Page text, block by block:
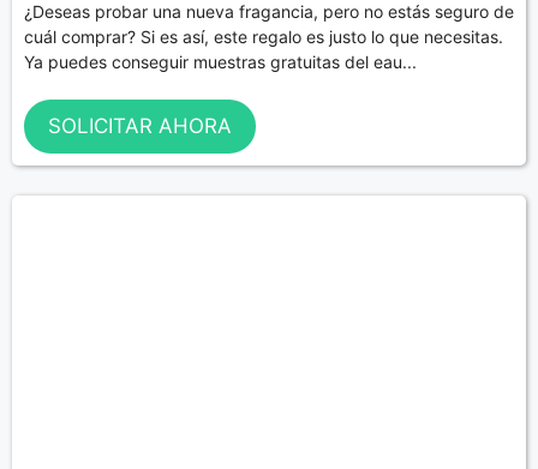
¿Deseas probar una nueva fragancia, pero no estás seguro de
cuál comprar? Si es así, este regalo es justo lo que necesitas.
Ya puedes conseguir muestras gratuitas del eau...
SOLICITAR AHORA